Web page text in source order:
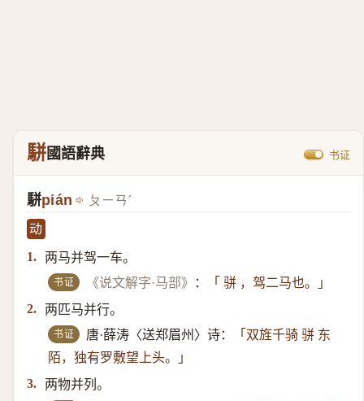
駢國語辭典 书证
駢pián ㄆㄧㄢˊ
动
1.
两马并驾一车。
书证 《说文解字·马部》 ：
「 骈 ，驾二马也。」
2.
两匹马并行。
书证 唐·薛涛〈送郑眉州〉诗：
「双旌千骑 骈 东
陌，独有罗敷望上头。」
3.
两物并列。